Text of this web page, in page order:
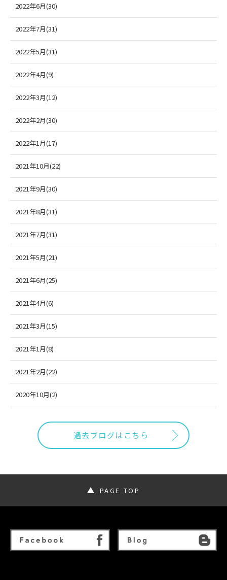
2022年6月(30)
2022年7月(31)
2022年5月(31)
2022年4月(9)
2022年3月(12)
2022年2月(30)
2022年1月(17)
2021年10月(22)
2021年9月(30)
2021年8月(31)
2021年7月(31)
2021年5月(21)
2021年6月(25)
2021年4月(6)
2021年3月(15)
2021年1月(8)
2021年2月(22)
2020年10月(2)
過去ブログはこちら
PAGE TOP